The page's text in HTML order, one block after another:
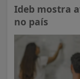
Ideb mostra
no país